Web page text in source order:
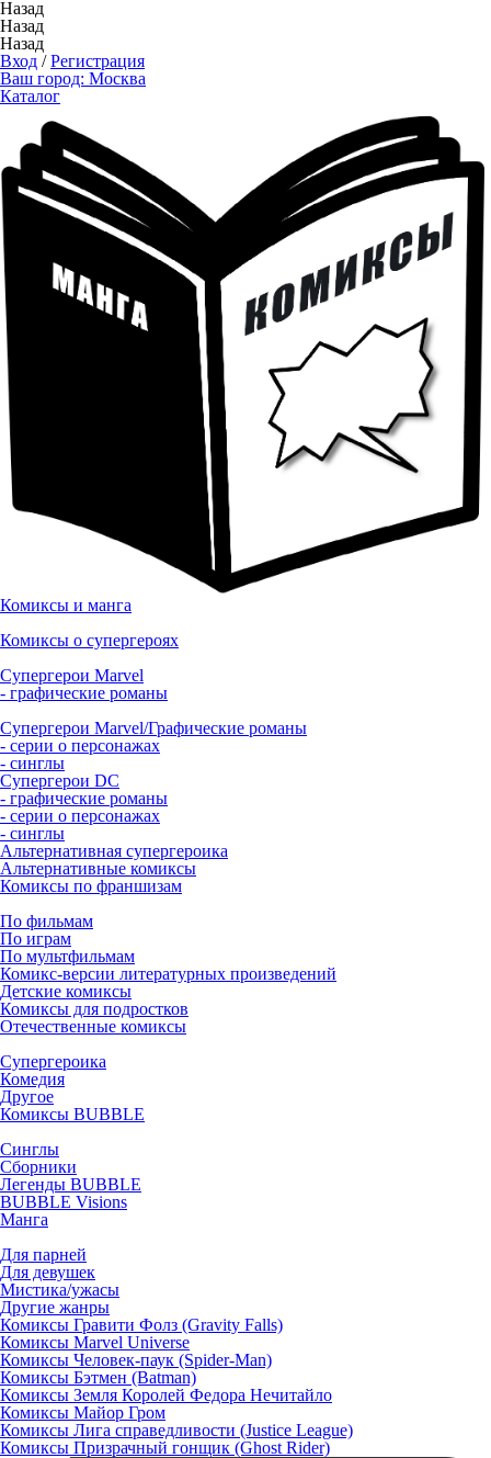
Назад
Назад
Назад
Вход /Регистрация
Ваш город: Москва
Каталог
Комиксы и манга
Комиксы о супергероях
Супергерои Marvel
- графические романы
Супергерои Marvel/Графические романы
- серии о персонажах
- синглы
Супергерои DC
- графические романы
- серии о персонажах
- синглы
Альтернативная супергероика
Альтернативные комиксы
Комиксы по франшизам
По фильмам
По играм
По мультфильмам
Комикс-версии литературных произведений
Детские комиксы
Комиксы для подростков
Отечественные комиксы
Супергероика
Комедия
Другое
Комиксы BUBBLE
Синглы
Сборники
Легенды BUBBLE
BUBBLE Visions
Манга
Для парней
Для девушек
Мистика/ужасы
Другие жанры
Комиксы Гравити Фолз (Gravity Falls)
Комиксы Marvel Universe
Комиксы Человек-паук (Spider-Man)
Комиксы Бэтмен (Batman)
Комиксы Земля Королей Федора Нечитайло
Комиксы Майор Гром
Комиксы Лига справедливости (Justice League)
Комиксы Призрачный гонщик (Ghost Rider)